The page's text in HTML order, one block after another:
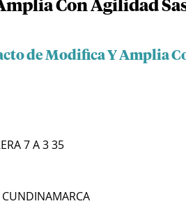
Con Agilidad
de Modifica Y Amplia
7 A 3 35
CUNDINAMARCA